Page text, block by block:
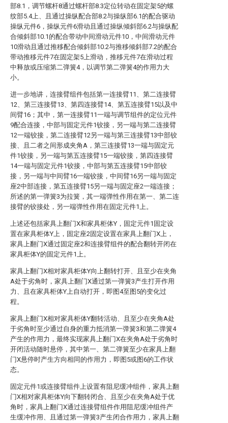
部8.1，调节螺杆8通过螺杆部8.3定位转动在固定架5的螺
纹部5.4上、且通过操纵配合部8.2与操纵部6.1的配合驱动
操纵元件6，操纵元件6滑动且通过操纵倾斜部6.2与操纵配
合倾斜部10.1的配合带动中间滑动元件10，中间滑动元件
10滑动且通过推移配合倾斜部10.2与推移倾斜部7.2的配合
带动推移元件7在固定架5上滑动，推移元件7在滑动过程
中释放或压缩第二弹簧4，以调节第二弹簧4的作用力大
小。
进一步地讲，连接臂组件包括第一连接臂11、第二连接臂
12、第三连接臂13、第四连接臂14、第五连接臂15以及中
间臂16；其中，第一连接臂11一端与调节组件的定位元件
9配合连接，中部与固定元件1铰接，另一端与第二连接臂
12一端铰接，第二连接臂12另一端与第三连接臂13中部铰
接、且二者之间形成夹角A，第三连接臂13一端与固定元
件1铰接，另一端与第五连接臂15一端铰接，第四连接臂
14一端与固定元件1铰接，中部与第五连接臂15中部铰
接，另一端与中间臂16一端铰接，中间臂16另一端与固定
座2中部连接，第五连接臂15另一端与固定座2一端连接；
所述的第一弹簧3为拉簧，其一端弹性作用在第一、第二连
接臂的铰接处，另一端弹性作用在固定元件1上。
上述还包括家具上翻门X和家具柜体Y，固定元件1固定设
置在家具柜体Y上，固定座2固定设置在家具上翻门X上，
家具上翻门X通过固定座2和连接臂组件的配合翻转开闭在
家具柜体Y的固定元件1上。
家具上翻门X相对家具柜体Y向上翻转打开、且至少在夹角
A处于劣角时，家具上翻门X通过第一弹簧3产生打开作用
力、且在家具柜体Y上自动打开，即图4至图5的变化过
程。
家具上翻门X相对家具柜体Y翻转活动、且至少在夹角A处
于劣角时至少通过自身的重力抵消第一弹簧3和第二弹簧4
产生的作用力，最终实现家具上翻门X在夹角A处于劣角时
开闭活动随时悬停，其中第一、第二弹簧至少在家具上翻
门X悬停时产生方向相同的作用力，即图5或图6的工作状
态。
固定元件1或连接臂组件上设置有阻尼缓冲组件，家具上翻
门X相对家具柜体Y向下翻转闭合、且至少在夹角A处于优
角时，家具上翻门X通过连接臂组件作用阻尼缓冲组件产
生缓冲作用、且通过第一弹簧3产生闭合作用力，家具上翻